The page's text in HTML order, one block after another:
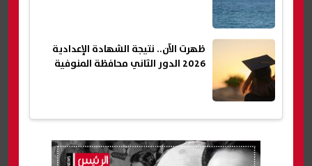
ظهرت الآن.. نتيجة الشهادة الإعدادية
2026 الدور الثاني محافظة المنوفية